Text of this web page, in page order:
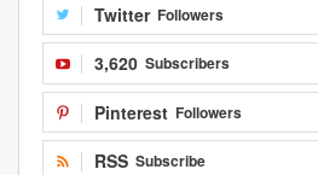
Twitter Followers
3,620 Subscribers
Pinterest Followers
RSS Subscribe